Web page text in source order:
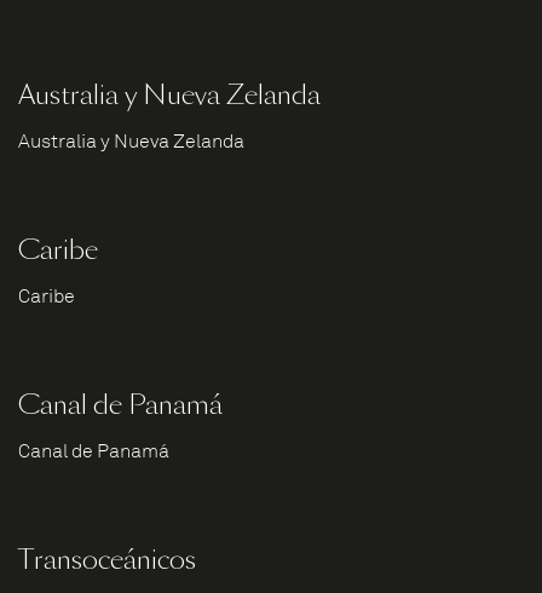
Australia y Nueva Zelanda
Australia y Nueva Zelanda
Caribe
Caribe
Canal de Panamá
Canal de Panamá
Transoceánicos